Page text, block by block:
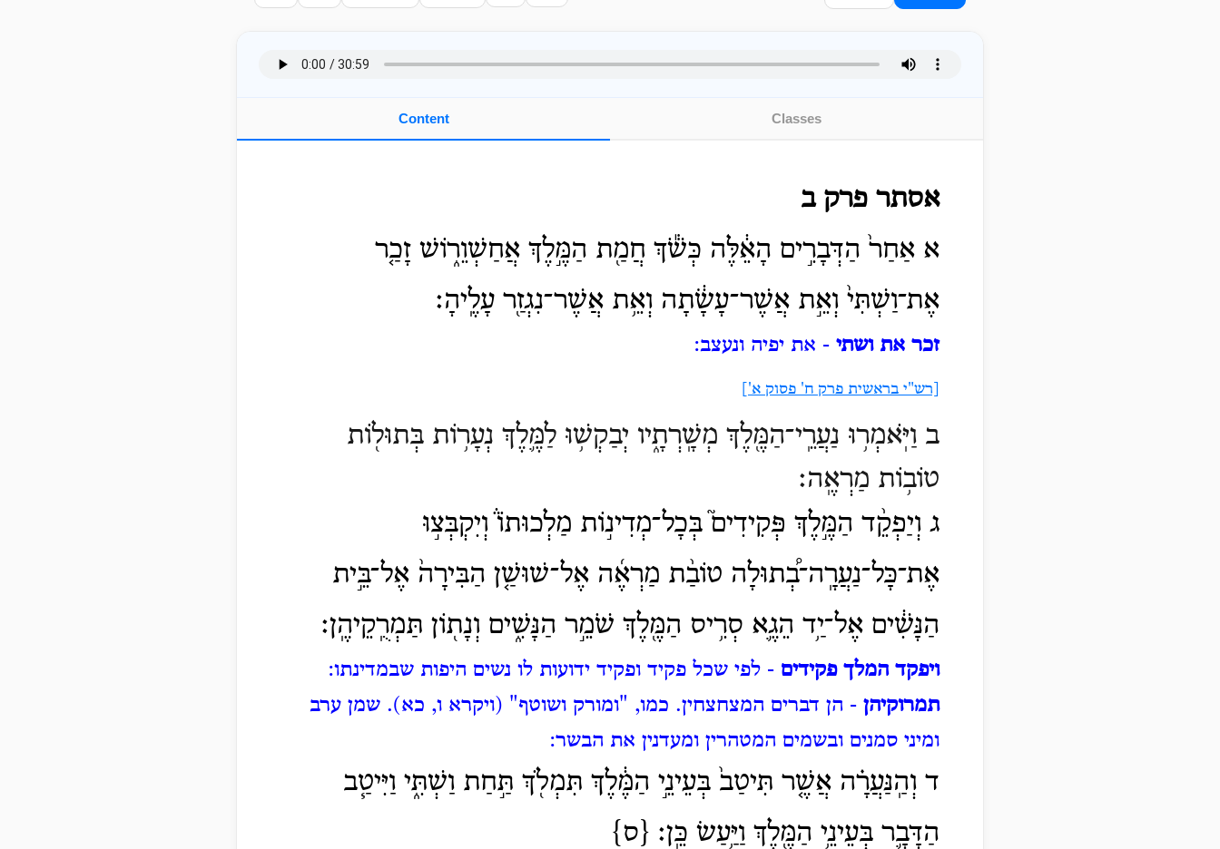
Content Classes
אסתר פרק ב
א אַחַר֙ הַדְּבָרִ֣ים הָאֵ֔לֶּה כְּשֹׁ֕ךְ חֲמַ֖ת הַמֶּ֣לֶךְ אֲחַשְׁוֵר֑וֹשׁ זָכַ֤ר
אֶת־וַשְׁתִּי֙ וְאֵ֣ת אֲשֶׁר־עָשָׂ֔תָה וְאֵ֥ת אֲשֶׁר־נִגְזַ֖ר עָלֶֽיהָ׃
זכר את ושתי - את יפיה ונעצב:
[רש"י בראשית פרק ח' פסוק א']
ב וַיֹּֽאמְר֥וּ נַעֲרֵֽי־הַמֶּ֖לֶךְ מְשָֽׁרְתָ֑יו יְבַקְשׁ֥וּ לַמֶּ֛לֶךְ נְעָר֥וֹת בְּתוּל֖וֹת
טוֹב֥וֹת מַרְאֶֽה׃
ג וְיַפְקֵ֨ד הַמֶּ֣לֶךְ פְּקִידִים֮ בְּכָל־מְדִינ֣וֹת מַלְכוּתוֹ֒ וְיִקְבְּצ֣וּ
אֶת־כָּל־נַעֲרָֽה־בְ֠תוּלָה טוֹבַ֨ת מַרְאֶ֜ה אֶל־שׁוּשַׁ֤ן הַבִּירָה֙ אֶל־בֵּ֣ית
הַנָּשִׁ֔ים אֶל־יַ֥ד הֵגֶ֛א סְרִ֥יס הַמֶּ֖לֶךְ שֹׁמֵ֣ר הַנָּשִׁ֑ים וְנָת֖וֹן תַּמְרֻֽקֵיהֶֽן׃
ויפקד המלך פקידים - לפי שכל פקיד ופקיד ידועות לו נשים היפות שבמדינתו:
תמרוקיהן - הן דברים המצחצחין. כמו, "ומורק ושוטף" (ויקרא ו, כא). שמן ערב
ומיני סמנים ובשמים המטהרין ומעדנין את הבשר:
ד וְהַֽנַּעֲרָ֗ה אֲשֶׁ֤ר תִּיטַב֙ בְּעֵינֵ֣י הַמֶּ֔לֶךְ תִּמְלֹ֖ךְ תַּ֣חַת וַשְׁתִּ֑י וַיִּיטַ֧ב
הַדָּבָ֛ר בְּעֵינֵ֥י הַמֶּ֖לֶךְ וַיַּ֥עַשׂ כֵּֽן׃ {ס}